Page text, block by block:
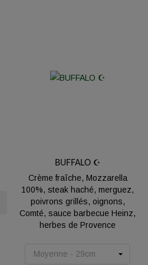
BUFFALO ☪️
Crème fraîche, Mozzarella
100%, steak haché, merguez,
poivrons grillés, oignons,
Comté, sauce barbecue Heinz,
herbes de Provence